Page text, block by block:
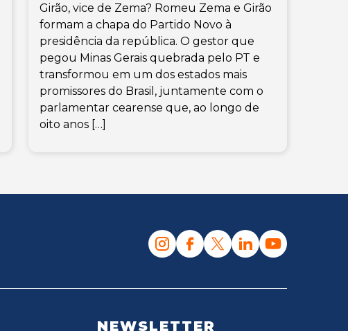
Girão, vice de Zema? Romeu Zema e Girão
formam a chapa do Partido Novo à
presidência da república. O gestor que
pegou Minas Gerais quebrada pelo PT e
transformou em um dos estados mais
promissores do Brasil, juntamente com o
parlamentar cearense que, ao longo de
oito anos […]
NEWSLETTER